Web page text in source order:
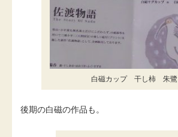
白磁カップ 干し柿 朱鷺
後期の白磁の作品も。